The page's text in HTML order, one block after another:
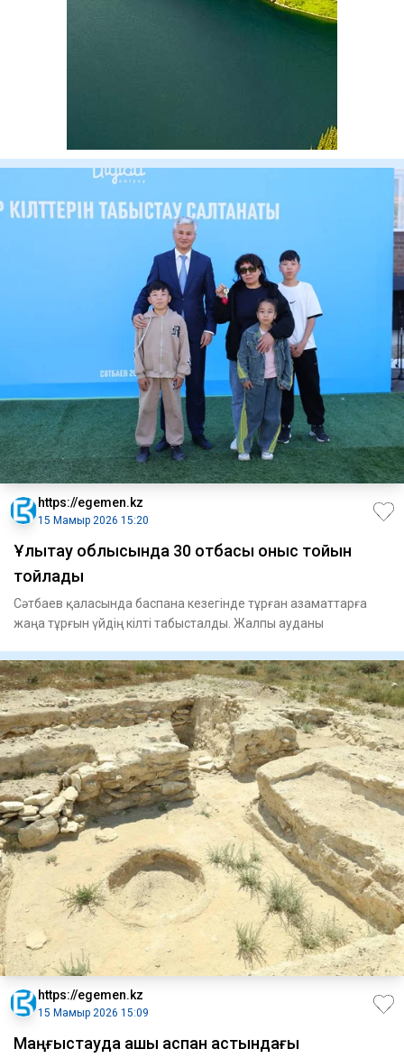
https://egemen.kz
15 Мамыр 2026 15:20
Ұлытау облысында 30 отбасы қоныс тойын
тойлады
Сәтбаев қаласында баспана кезегінде тұрған азаматтарға
жаңа тұрғын үйдің кілті табысталды. Жалпы ауданы
https://egemen.kz
15 Мамыр 2026 15:09
Маңғыстауда ашық аспан астындағы